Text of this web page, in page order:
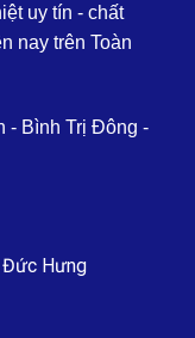
uy tín - chất
nay trên Toàn
- Bình Trị Đông -
Đức Hưng